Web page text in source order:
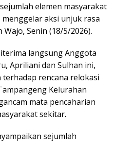
elemen masyarakat
aksi unjuk rasa
Senin (18/5/2026).
langsung Anggota
Apriliani dan Sulhan ini,
rencana relokasi
Kelurahan
mata pencaharian
sekitar.
sejumlah